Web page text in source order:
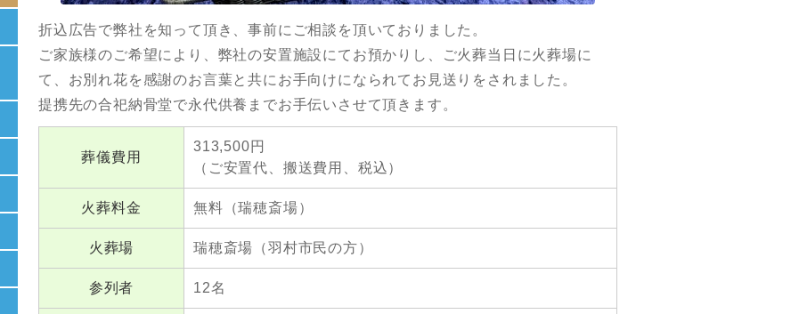
折込広告で弊社を知って頂き、事前にご相談を頂いておりました。
ご家族様のご希望により、弊社の安置施設にてお預かりし、ご火葬当日に火葬場に
て、お別れ花を感謝のお言葉と共にお手向けになられてお見送りをされました。
提携先の合祀納骨堂で永代供養までお手伝いさせて頂きます。
葬儀費用
313,500円
（ご安置代、搬送費用、税込）
火葬料金 無料（瑞穂斎場）
火葬場 瑞穂斎場（羽村市民の方）
参列者 12名